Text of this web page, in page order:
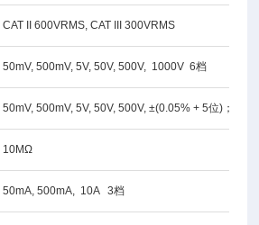
CAT II 600VRMS, CAT III 300VRMS
50mV, 500mV, 5V, 50V, 500V, 1000V 6档
50mV, 500mV, 5V, 50V, 500V, ±(0.05% + 5位)；
10MΩ
50mA, 500mA, 10A 3档